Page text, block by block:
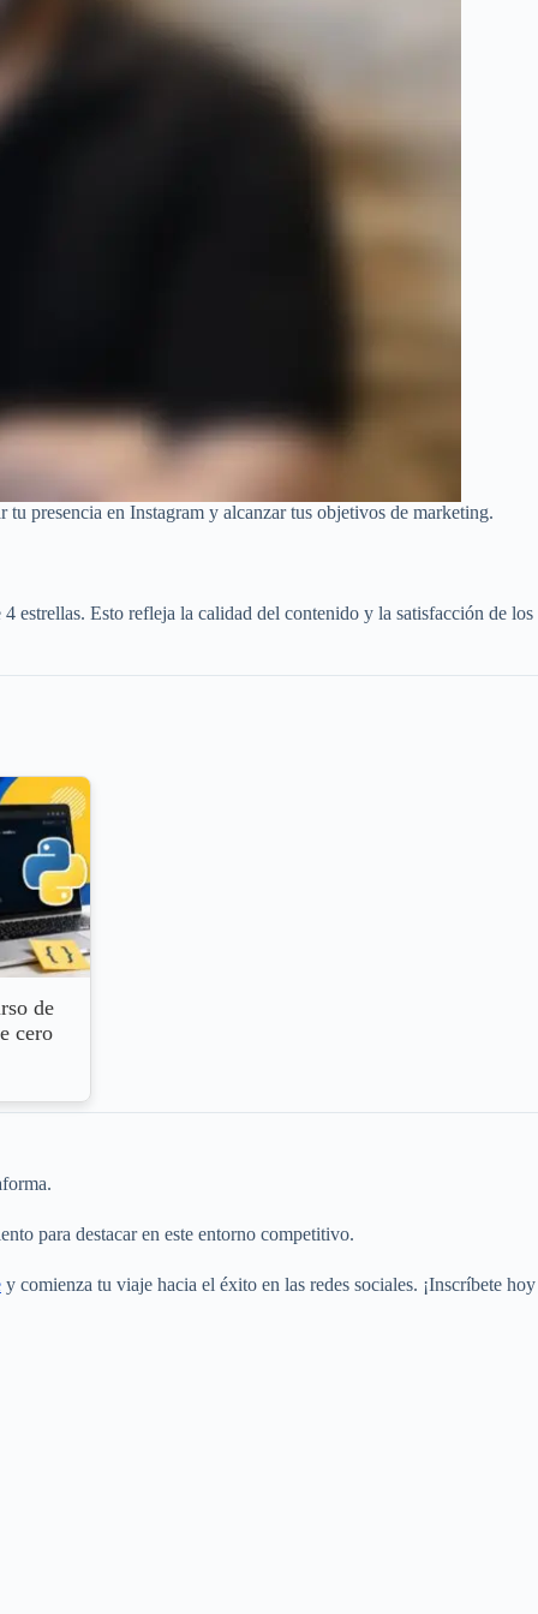
tu presencia en Instagram y alcanzar tus objetivos de marketing.
estrellas. Esto refleja la calidad del contenido y la satisfacción de los
de
cero
para destacar en este entorno competitivo.
y comienza tu viaje hacia el éxito en las redes sociales. ¡Inscríbete hoy